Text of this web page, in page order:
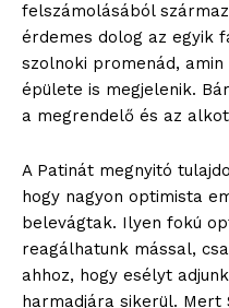
felszámolásából
érdemes dolog az egyik
szolnoki promenád,
épülete is megjelenik.
a megrendelő és az
A Patinát megnyitó
hogy nagyon optimista
belevágtak. Ilyen fokú
reagálhatunk mással,
ahhoz, hogy esélyt
harmadjára sikerül. Mert